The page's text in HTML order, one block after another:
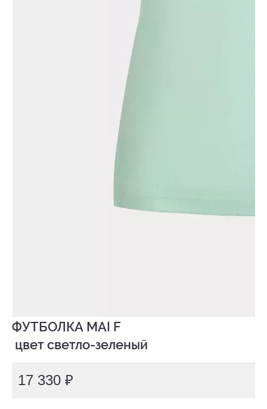
ФУТБОЛКА MAI F
цвет светло-зеленый
17 330 ₽